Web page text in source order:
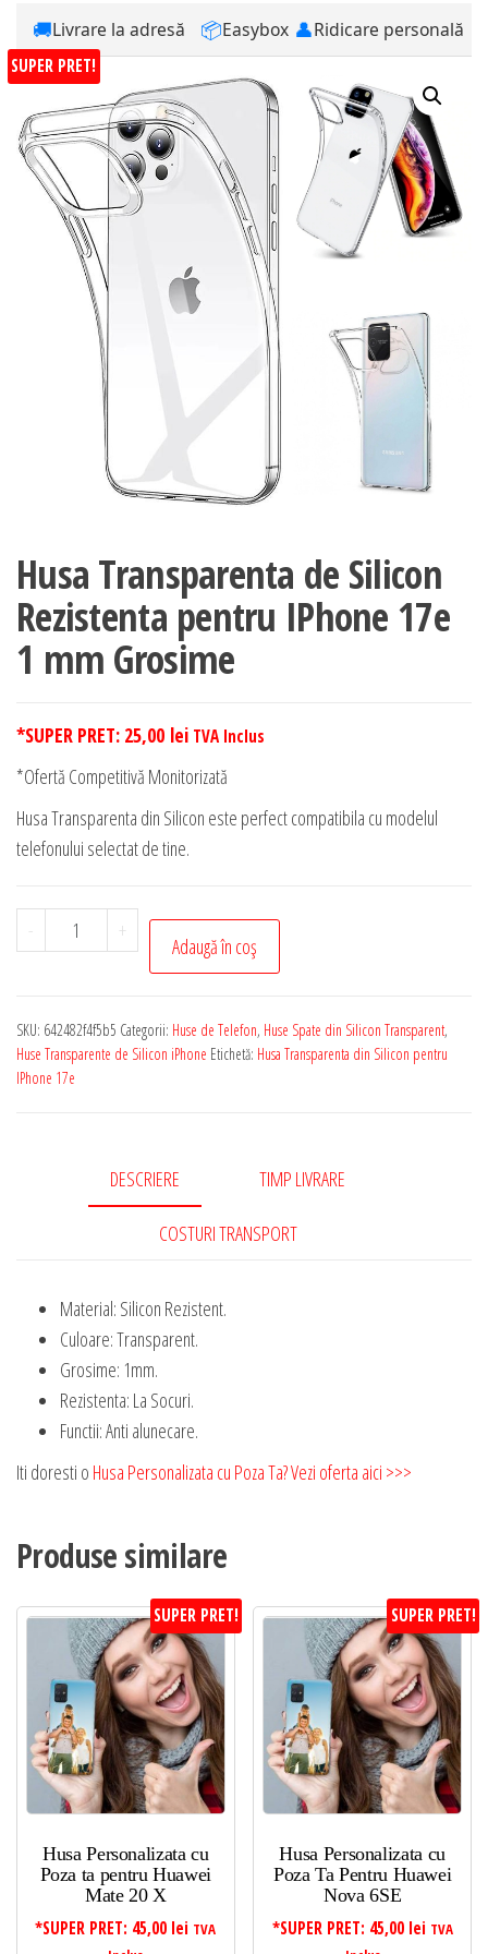
🚚Livrare la adresă 📦Easybox 👤Ridicare personală
SUPER PRET!
Husa Transparenta de Silicon
Rezistenta pentru IPhone 17e
1 mm Grosime
*SUPER PRET: 25,00 lei TVA Inclus
*Ofertă Competitivă Monitorizată
Husa Transparenta din Silicon este perfect compatibila cu modelul
telefonului selectat de tine.
-
Cantitate
Husa
Silicon
Rezistenta
+
Adaugă în coș
SKU: 642482f4f5b5 Categorii: Huse de Telefon, Huse Spate din Silicon Transparent,
Huse Transparente de Silicon iPhone Etichetă: Husa Transparenta din Silicon pentru
IPhone 17e
DESCRIERE TIMP LIVRARE
COSTURI TRANSPORT
Material: Silicon Rezistent.
Culoare: Transparent.
Grosime: 1mm.
Rezistenta: La Socuri.
Functii: Anti alunecare.
Iti doresti o Husa Personalizata cu Poza Ta? Vezi oferta aici >>>
Produse similare
SUPER PRET!
Husa Personalizata cu
Poza ta pentru Huawei
Mate 20 X
*SUPER PRET: 45,00 lei TVA
SUPER PRET!
Husa Personalizata cu
Poza Ta Pentru Huawei
Nova 6SE
*SUPER PRET: 45,00 lei TVA